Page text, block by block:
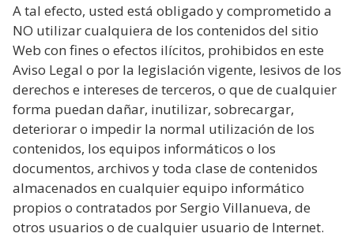
A tal efecto, usted está obligado y comprometido a
NO utilizar cualquiera de los contenidos del sitio
Web con fines o efectos ilícitos, prohibidos en este
Aviso Legal o por la legislación vigente, lesivos de los
derechos e intereses de terceros, o que de cualquier
forma puedan dañar, inutilizar, sobrecargar,
deteriorar o impedir la normal utilización de los
contenidos, los equipos informáticos o los
documentos, archivos y toda clase de contenidos
almacenados en cualquier equipo informático
propios o contratados por Sergio Villanueva, de
otros usuarios o de cualquier usuario de Internet.